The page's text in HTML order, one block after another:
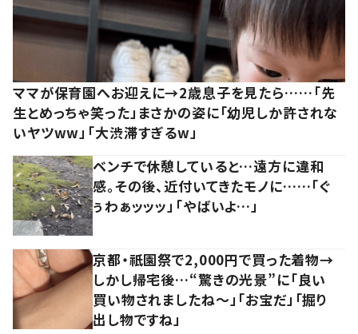
ママが保育園へお迎えに→2歳息子を見たら……「先
生とめっちゃ笑った」まさかの姿に「幼児しか許されな
いヤツww」「大渋滞すぎるw」
ベンチで休憩していると…遠方に違和
感。その後、近付いてきたモノに……「ぐ
ぅわぁッッッ」「やばいよ…」
京都・祇園祭で2,000円で買った着物→
しかし帰宅後…“驚きの光景”に「良い
買い物されましたね～」「お宝だ」「掘り
出し物ですね」